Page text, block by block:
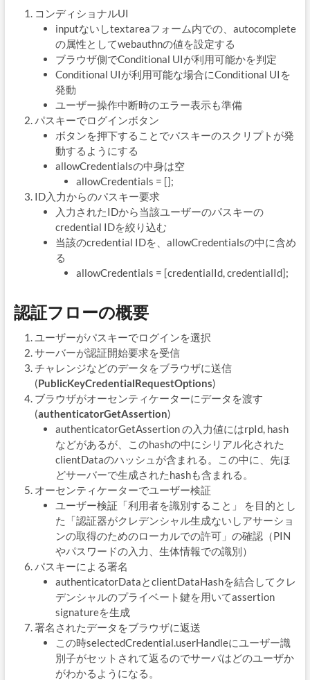
コンディショナルUI
inputないしtextareaフォーム内での、autocomplete
の属性としてwebauthnの値を設定する
ブラウザ側でConditional UIが利用可能かを判定
Conditional UIが利用可能な場合にConditional UIを
発動
ユーザー操作中断時のエラー表示も準備
パスキーでログインボタン
ボタンを押下することでパスキーのスクリプトが発
動するようにする
allowCredentialsの中身は空
allowCredentials = [];
ID入力からのパスキー要求
入力されたIDから当該ユーザーのパスキーの
credential IDを絞り込む
当該のcredential IDを、allowCredentialsの中に含め
る
allowCredentials = [credentialId, credentialId];
認証フローの概要
ユーザーがパスキーでログインを選択
サーバーが認証開始要求を受信
チャレンジなどのデータをブラウザに送信
(PublicKeyCredentialRequestOptions)
ブラウザがオーセンティケーターにデータを渡す
(authenticatorGetAssertion)
authenticatorGetAssertion の入力値にはrpId, hash
などがあるが、このhashの中にシリアル化された
clientDataのハッシュが含まれる。この中に、先ほ
どサーバーで生成されたhashも含まれる。
オーセンティケーターでユーザー検証
ユーザー検証「利用者を識別すること」 を目的とし
た「認証器がクレデンシャル生成ないしアサーショ
ンの取得のためのローカルでの許可」の確認（PIN
やパスワードの入力、生体情報での識別）
パスキーによる署名
authenticatorDataとclientDataHashを結合してクレ
デンシャルのプライベート鍵を用いてassertion
signatureを生成
署名されたデータをブラウザに返送
この時selectedCredential.userHandleにユーザー識
別子がセットされて返るのでサーバはどのユーザか
がわかるようになる。